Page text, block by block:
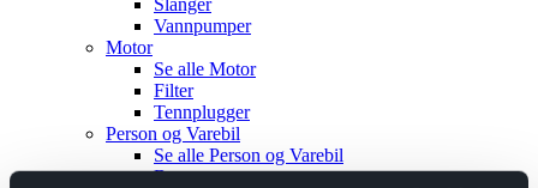
Vannpumper
Motor
Se alle Motor
Filter
Tennplugger
Person og Varebil
Se alle Person og Varebil
Brems